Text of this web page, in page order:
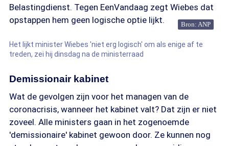
Belastingdienst. Tegen EenVandaag zegt Wiebes dat
opstappen hem geen logische optie lijkt.
Bron: ANP
Het lijkt minister Wiebes 'niet erg logisch' om als enige af te
treden, zei hij dinsdag na de ministerraad
Demissionair kabinet
Wat de gevolgen zijn voor het managen van de
coronacrisis, wanneer het kabinet valt? Dat zijn er niet
zoveel. Alle ministers gaan in het zogenoemde
'demissionaire' kabinet gewoon door. Ze kunnen nog